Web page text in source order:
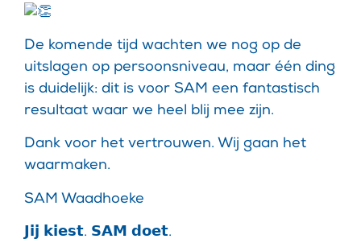
De komende tijd wachten we nog op de
uitslagen op persoonsniveau, maar één ding
is duidelijk: dit is voor SAM een fantastisch
resultaat waar we heel blij mee zijn.
Dank voor het vertrouwen. Wij gaan het
waarmaken.
SAM Waadhoeke
𝗝𝗶𝗷 𝗸𝗶𝗲𝘀𝘁. 𝗦𝗔𝗠 𝗱𝗼𝗲𝘁.